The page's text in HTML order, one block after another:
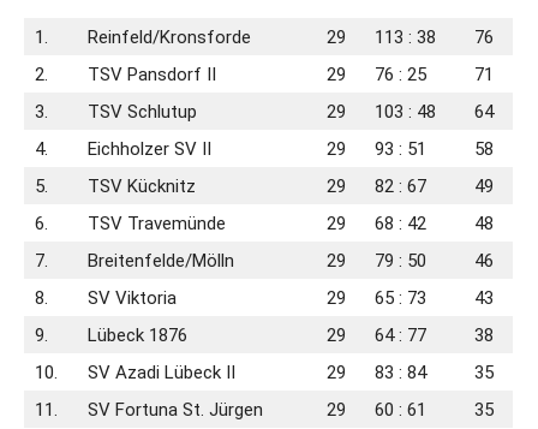
1. Reinfeld/​Kronsforde 29 113 : 38
76
2.
TSV Pansdorf II 29 76 : 25
71
3.
TSV Schlutup 29 103 : 48
64
4.
Eichholzer SV II 29 93 : 51
58
5.
TSV Kücknitz 29 82 : 67
49
6.
TSV Travemünde 29 68 : 42
48
7.
Breitenfelde/​Mölln 29 79 : 50
46
8.
SV Viktoria 29 65 : 73
43
9.
Lübeck 1876 29 64 : 77
38
10.
SV Azadi Lübeck II 29 83 : 84
35
11.
SV Fortuna St. Jürgen 29 60 : 61
35